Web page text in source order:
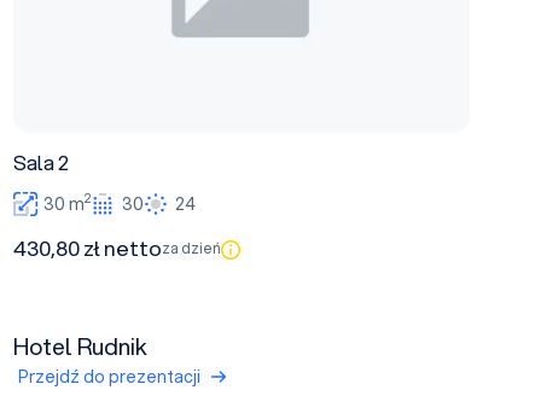
Sala 2
30 m2 30 24
430,80 zł nettoza dzień
Hotel Rudnik
Przejdź do prezentacji